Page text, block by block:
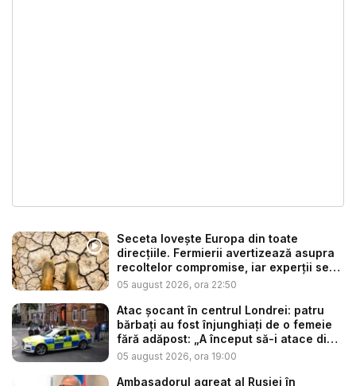
Seceta lovește Europa din toate
direcțiile. Fermierii avertizează asupra
recoltelor compromise, iar experții se
t...
05 august 2026, ora 22:50
Atac șocant în centrul Londrei: patru
bărbați au fost înjunghiați de o femeie
fără adăpost: „A început să-i atace din
...
05 august 2026, ora 19:00
Ambasadorul agreat al Rusiei în